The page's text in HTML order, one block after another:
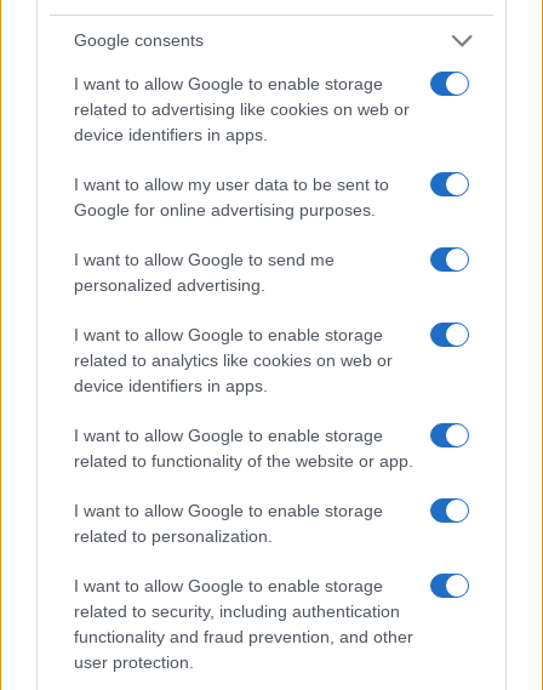
Google consents
I want to allow Google to enable storage
related to advertising like cookies on web or
device identifiers in apps.
I want to allow my user data to be sent to
Google for online advertising purposes.
I want to allow Google to send me
personalized advertising.
I want to allow Google to enable storage
related to analytics like cookies on web or
device identifiers in apps.
I want to allow Google to enable storage
related to functionality of the website or app.
I want to allow Google to enable storage
related to personalization.
I want to allow Google to enable storage
related to security, including authentication
functionality and fraud prevention, and other
user protection.
se il lavoratorerevoca la scelta;
al momento delpensionamento diretto
Un guadagno fino a 7.000 euro
l’anno
Secondo le stime dell’Ufficio parlamentare di
bilancio (Upb), la scelta di non accedere subito
alle pensioni e sfruttare ilbonus Giorgettipuò
garantireunvantaggio economico netto fino a
. Il calcolo si basa sul caso di un
lavoratore di 62 anni, con un reddito annuo di
rinunciando all’accredito dei contributi a proprio
carico. Il beneficio si riduce progressivamente
avvicinandosi all’età pensionabile: a 66 anni, ad